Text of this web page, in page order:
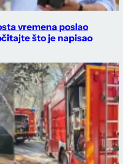
vremena poslao
što je napisao